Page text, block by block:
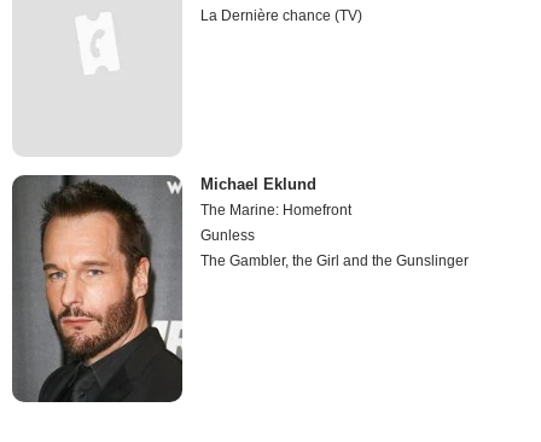
La Dernière chance (TV)
Michael Eklund
The Marine: Homefront
Gunless
The Gambler, the Girl and the Gunslinger